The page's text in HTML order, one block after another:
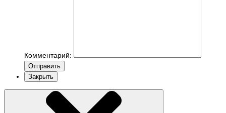
Комментарий:
Отправить
Закрыть